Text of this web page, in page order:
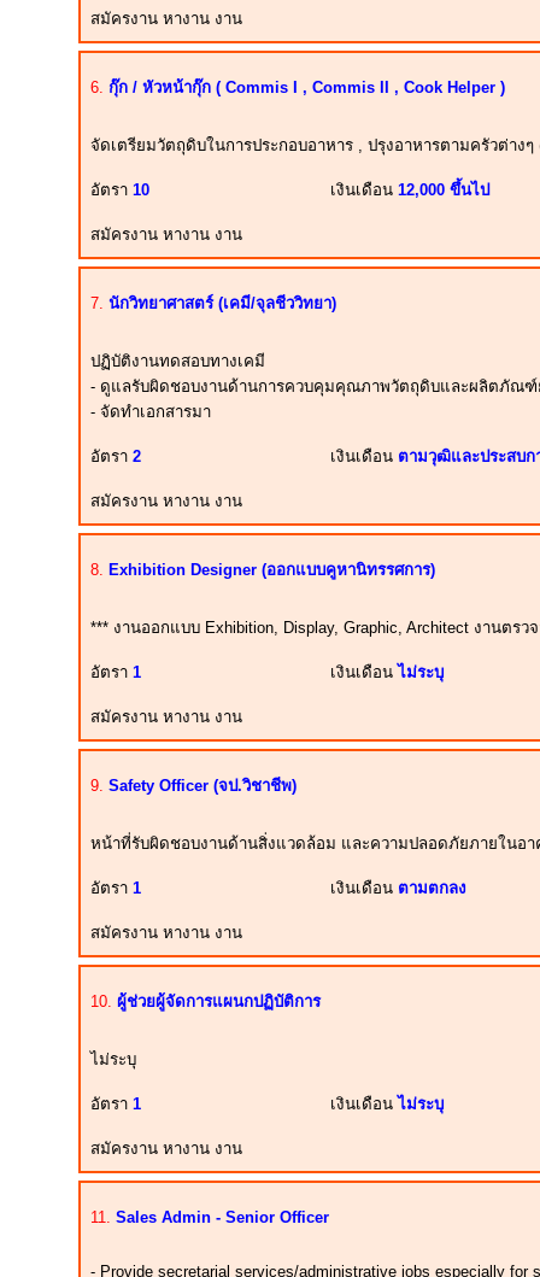
สมัครงาน หางาน งาน
6. กุ๊ก / หัวหน้ากุ๊ก ( Commis I , Commis II , Cook Helper )
จัดเตรียมวัตถุดิบในการประกอบอาหาร , ปรุงอาหารตามครัวต่าง
อัตรา 10 เงินเดือน 12,000 ขึ้นไป
สมัครงาน หางาน งาน
7. นักวิทยาศาสตร์ (เคมี/จุลชีววิทยา)
ปฏิบัติงานทดสอบทางเคมี
- ดูแลรับผิดชอบงานด้านการควบคุมคุณภาพวัตถุดิบและผลิตภัณฑ์
- จัดทำเอกสารมา
อัตรา 2 เงินเดือน ตามวุฒิและประสบ
สมัครงาน หางาน งาน
8. Exhibition Designer (ออกแบบคูหานิทรรศการ)
*** งานออกแบบ Exhibition, Display, Graphic, Architect งานต
อัตรา 1 เงินเดือน ไม่ระบุ
สมัครงาน หางาน งาน
9. Safety Officer (จป.วิชาชีพ)
หน้าที่รับผิดชอบงานด้านสิ่งแวดล้อม และความปลอดภัยภายในอ
อัตรา 1 เงินเดือน ตามตกลง
สมัครงาน หางาน งาน
10. ผู้ช่วยผู้จัดการแผนกปฏิบัติการ
ไม่ระบุ
อัตรา 1 เงินเดือน ไม่ระบุ
สมัครงาน หางาน งาน
11. Sales Admin - Senior Officer
- Provide secretarial services/administrative jobs especially for